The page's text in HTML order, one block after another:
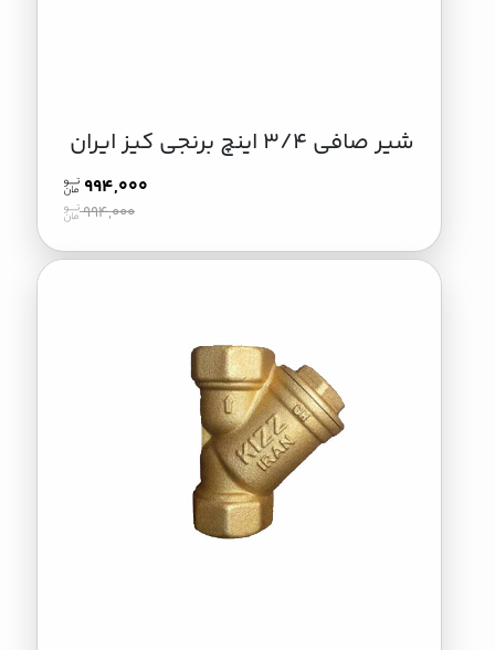
شیر صافی 3/4 اینچ برنجی کیز ایران
994,000
994,000